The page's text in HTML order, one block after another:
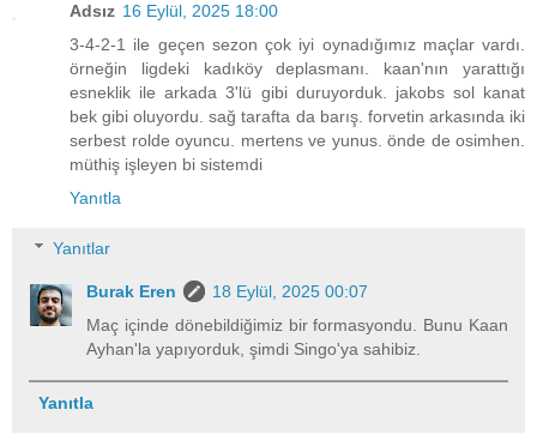
Adsız 16 Eylül, 2025 18:00
3-4-2-1 ile geçen sezon çok iyi oynadığımız maçlar vardı.
örneğin ligdeki kadıköy deplasmanı. kaan'nın yarattığı
esneklik ile arkada 3'lü gibi duruyorduk. jakobs sol kanat
bek gibi oluyordu. sağ tarafta da barış. forvetin arkasında iki
serbest rolde oyuncu. mertens ve yunus. önde de osimhen.
müthiş işleyen bi sistemdi
Yanıtla
Yanıtlar
Burak Eren
18 Eylül, 2025 00:07
Maç içinde dönebildiğimiz bir formasyondu. Bunu Kaan
Ayhan'la yapıyorduk, şimdi Singo'ya sahibiz.
Yanıtla